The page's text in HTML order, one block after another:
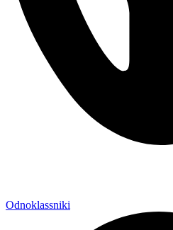
Odnoklassniki